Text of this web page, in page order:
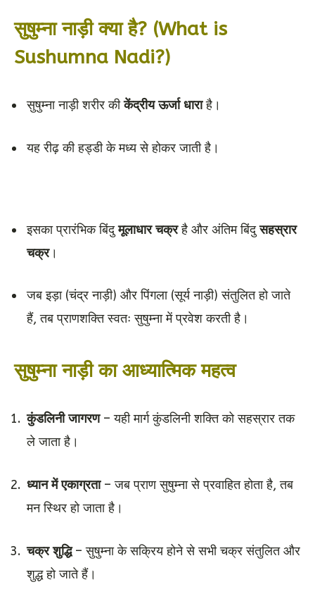
सुषुम्ना नाड़ी क्या है? (What is
Sushumna Nadi?)
सुषुम्ना नाड़ी शरीर कीकेंद्रीय ऊर्जा धाराहै।
यह रीढ़ की हड्डी के मध्य से होकर जाती है।
इसका प्रारंभिक बिंदुमूलाधार चक्रहै और अंतिम बिंदुसहस्रार
चक्र।
जब इड़ा (चंद्र नाड़ी) और पिंगला (सूर्य नाड़ी) संतुलित हो जाते
हैं, तब प्राणशक्ति स्वतः सुषुम्ना में प्रवेश करती है।
सुषुम्ना नाड़ी का आध्यात्मिक महत्व
कुंडलिनी जागरण– यही मार्ग कुंडलिनी शक्ति को सहस्रार तक
ले जाता है।
ध्यान में एकाग्रता– जब प्राण सुषुम्ना से प्रवाहित होता है, तब
मन स्थिर हो जाता है।
चक्र शुद्धि– सुषुम्ना के सक्रिय होने से सभी चक्र संतुलित और
शुद्ध हो जाते हैं।